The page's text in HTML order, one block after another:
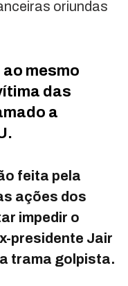
oriundas
mesmo
das
a
feita pela
ações dos
impedir o
presidente Jair
trama golpista.